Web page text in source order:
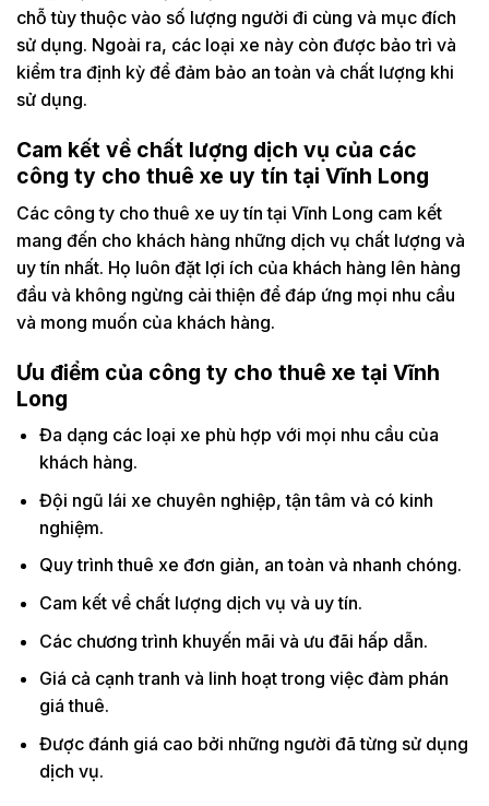
chỗ tùy thuộc vào số lượng người đi cùng và mục đích
sử dụng. Ngoài ra, các loại xe này còn được bảo trì và
kiểm tra định kỳ để đảm bảo an toàn và chất lượng khi
sử dụng.
Cam kết về chất lượng dịch vụ của các
công ty cho thuê xe uy tín tại Vĩnh Long
Các công ty cho thuê xe uy tín tại Vĩnh Long cam kết
mang đến cho khách hàng những dịch vụ chất lượng và
uy tín nhất. Họ luôn đặt lợi ích của khách hàng lên hàng
đầu và không ngừng cải thiện để đáp ứng mọi nhu cầu
và mong muốn của khách hàng.
Ưu điểm của công ty cho thuê xe tại Vĩnh
Long
Đa dạng các loại xe phù hợp với mọi nhu cầu của
khách hàng.
Đội ngũ lái xe chuyên nghiệp, tận tâm và có kinh
nghiệm.
Quy trình thuê xe đơn giản, an toàn và nhanh chóng.
Cam kết về chất lượng dịch vụ và uy tín.
Các chương trình khuyến mãi và ưu đãi hấp dẫn.
Giá cả cạnh tranh và linh hoạt trong việc đàm phán
giá thuê.
Được đánh giá cao bởi những người đã từng sử dụng
dịch vụ.